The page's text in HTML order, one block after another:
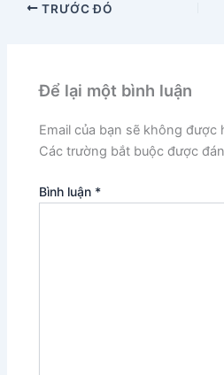
TRƯỚC ĐÓ
Để lại một bình luận
Email của bạn sẽ không được
Các trường bắt buộc được
Bình luận *